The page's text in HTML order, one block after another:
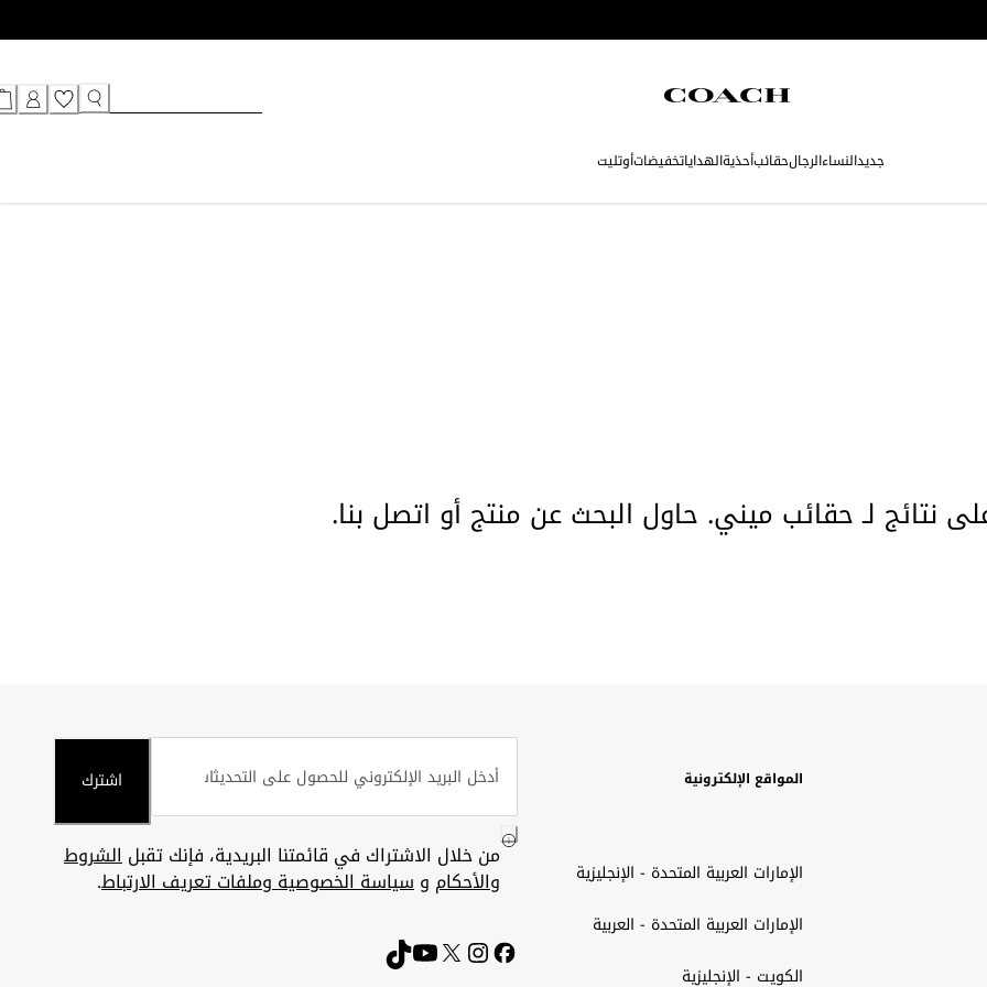
جديدالنساءالرجالحقائبأحذيةالهداياتخفيضاتأوتليت
نتائج لـ حقائب ميني. حاول البحث عن منتج أو اتصل بنا.
المواقع الإلكترونية
الإمارات العربية المتحدة - الإنجليزية
الإمارات العربية المتحدة - العربية
الكويت - الإنجليزية
اشترك
من خلال الاشتراك في قائمتنا البريدية، فإنك تقبلالشروط
والأحكام وسياسة الخصوصية وملفات تعريف الارتباط.